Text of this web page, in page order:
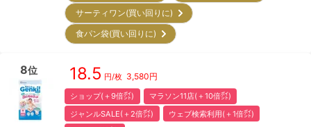
サーティワン(買い回りに)
食パン袋(買い回りに)
8位 18.5 円/枚 3,580円
ショップ(＋9倍㌽)
マラソン11店(＋10倍㌽)
ジャンルSALE(＋2倍㌽)
ウェブ検索利用(＋1倍㌽)